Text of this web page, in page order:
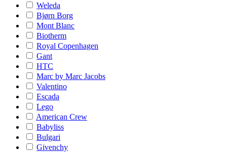
Weleda
Bjørn Borg
Mont Blanc
Biotherm
Royal Copenhagen
Gant
HTC
Marc by Marc Jacobs
Valentino
Escada
Lego
American Crew
Babyliss
Bulgari
Givenchy